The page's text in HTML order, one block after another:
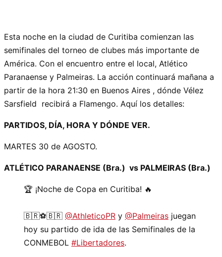
Esta noche en la ciudad de Curitiba comienzan las
semifinales del torneo de clubes más importante de
América. Con el encuentro entre el local, Atlético
Paranaense y Palmeiras. La acción continuará mañana a
partir de la hora 21:30 en Buenos Aires , dónde Vélez
Sarsfield recibirá a Flamengo. Aquí los detalles:
PARTIDOS, DÍA, HORA Y DÓNDE VER.
MARTES 30 de AGOSTO.
ATLÉTICO PARANAENSE (Bra.) vs PALMEIRAS (Bra.)
🏆 ¡Noche de Copa en Curitiba! 🔥
🇧🇷⚽️🇧🇷 @AthleticoPR y @Palmeiras juegan
hoy su partido de ida de las Semifinales de la
CONMEBOL #Libertadores.